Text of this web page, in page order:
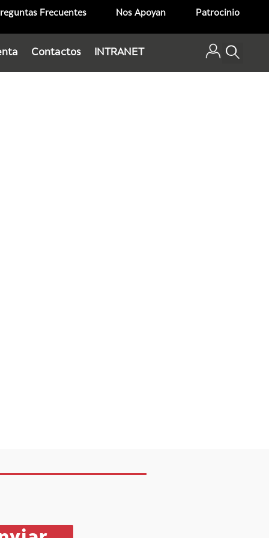
Frecuentes Nos Apoyan Patrocinio
Contactos INTRANET